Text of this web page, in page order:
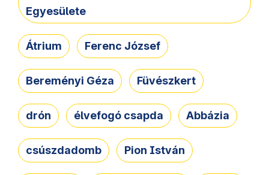
Egyesülete
Átrium Ferenc József
Bereményi Géza Füvészkert
drón élvefogó csapda Abbázia
csúszdadomb Pion István